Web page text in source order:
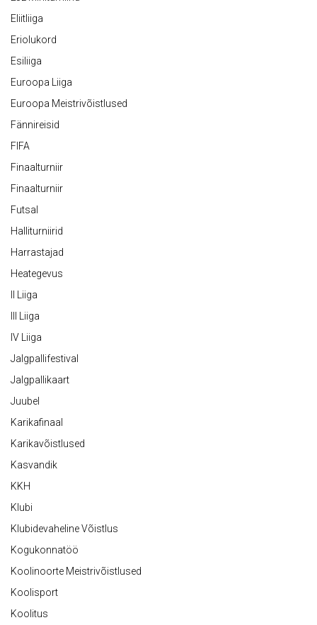
Eliitliiga
Eriolukord
Esiliiga
Euroopa Liiga
Euroopa Meistrivõistlused
Fännireisid
FIFA
Finaalturniir
Finaalturniir
Futsal
Halliturniirid
Harrastajad
Heategevus
II Liiga
III Liiga
IV Liiga
Jalgpallifestival
Jalgpallikaart
Juubel
Karikafinaal
Karikavõistlused
Kasvandik
KKH
Klubi
Klubidevaheline Võistlus
Kogukonnatöö
Koolinoorte Meistrivõistlused
Koolisport
Koolitus